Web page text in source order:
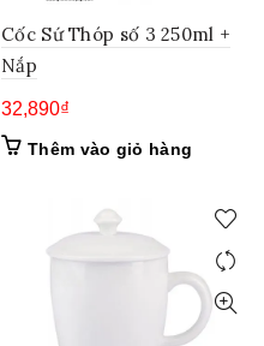
Cốc Sứ Thóp số 3 250ml +
Nắp
32,890₫
Thêm vào giỏ hàng